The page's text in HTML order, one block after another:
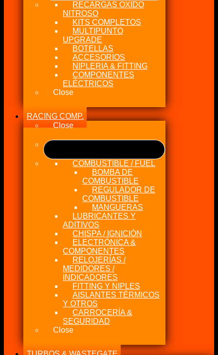
RECARGAS OXIDO
NITROSO
KITS COMPLETOS
MULTIPUNTO
UPGRADE
BOTELLAS
ACCESORIOS
NIPLERIA & FITTING
COMPONENTES
ELÉCTRICOS
Close
RACING COMP.
Close
COMBUSTIBLE / FUEL
BOMBA DE
COMBUSTIBLE
REGULADOR DE
COMBUSTIBLE
MANGUERAS
LUBRICANTES Y
ADITIVOS
CHISPA / IGNICIÓN
ELECTRÓNICA &
COMPONENTES
RELOJERÍAS /
MEDIDORES /
INDICADORES
FITTING Y NIPLES
AISLANTES TÉRMICOS
Y OTROS
CARROCERÍA &
SEGURIDAD
Close